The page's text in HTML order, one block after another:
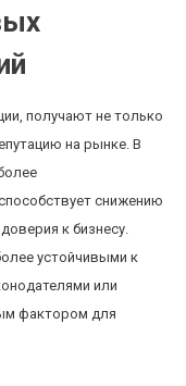
получают не только
на рынке. В
снижению
к бизнесу.
устойчивыми к
или
фактором для